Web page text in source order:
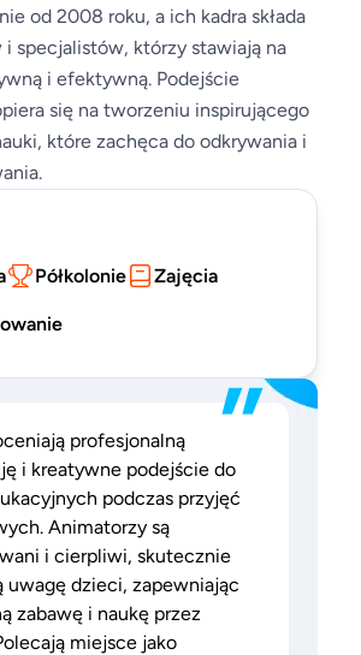
od 2008 roku, a ich kadra składa
i specjalistów, którzy stawiają na
i efektywną. Podejście
się na tworzeniu inspirującego
które zachęca do odkrywania i
Półkolonie Zajęcia
”
profesjonalną
i kreatywne podejście do
podczas przyjęć
Animatorzy są
i cierpliwi, skutecznie
uwagę dzieci, zapewniając
zabawę i naukę przez
miejsce jako